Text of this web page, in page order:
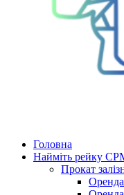
Головна
Найміть рейку
Прокат